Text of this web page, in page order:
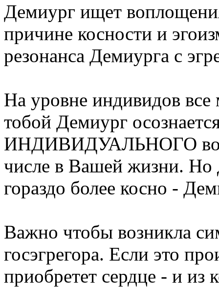
Демиург ищет
причине косности и
резонанса Демиурга с
На уровне индивидов
тобой Демиург
ИНДИВИДУАЛЬНОГО
числе в Вашей жизни. Но
гораздо более косно -
Важно чтобы возникла
госэгрегора. Если это
приобретет сердце - и из